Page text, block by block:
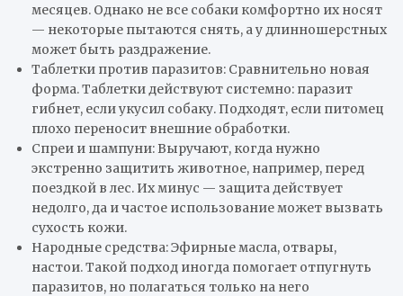
месяцев. Однако не все собаки комфортно их носят
— некоторые пытаются снять, а у длинношерстных
может быть раздражение.
Таблетки против паразитов: Сравнительно новая
форма. Таблетки действуют системно: паразит
гибнет, если укусил собаку. Подходят, если питомец
плохо переносит внешние обработки.
Спреи и шампуни: Выручают, когда нужно
экстренно защитить животное, например, перед
поездкой в лес. Их минус — защита действует
недолго, да и частое использование может вызвать
сухость кожи.
Народные средства: Эфирные масла, отвары,
настои. Такой подход иногда помогает отпугнуть
паразитов, но полагаться только на него